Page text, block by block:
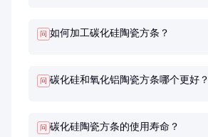
问 如何加工碳化硅陶瓷方条？
问 碳化硅和氧化铝陶瓷方条哪个更好？
问 碳化硅陶瓷方条的使用寿命？